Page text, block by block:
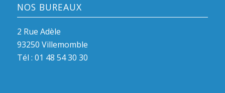
NOS BUREAUX
2 Rue Adèle
93250 Villemomble
Tél : 01 48 54 30 30